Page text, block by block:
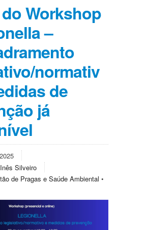
Workshop
–
normativ
de
já
Inês Silveiro
de Pragas e Saúde Ambiental •